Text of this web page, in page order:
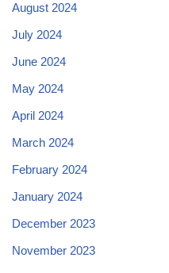
August 2024
July 2024
June 2024
May 2024
April 2024
March 2024
February 2024
January 2024
December 2023
November 2023